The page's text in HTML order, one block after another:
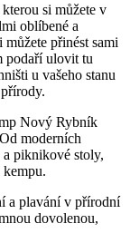
si můžete v
oblíbené a
přinést sami
podaří ulovit tu
u vašeho stanu
Nový Rybník
moderních
piknikové stoly,
a plavání v přírodní
dovolenou,